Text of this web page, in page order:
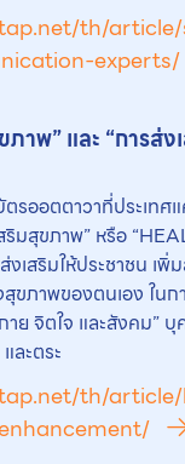
th/
experts/
ภาพ” และ “การส่
รออตตาวาที่ประเทศ
มสุขภาพ” หรือ
เสริมให้ประชาชน เพิ่
ขภาพของตนเอง ในก
ย จิตใจ และสังคม”
ละตระ
th/